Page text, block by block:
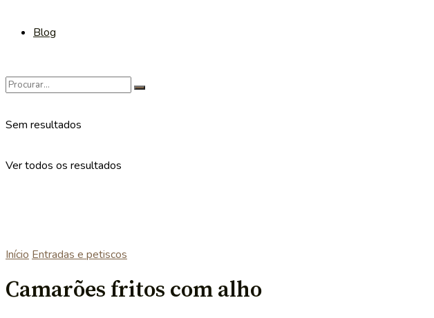
Blog
Sem resultados
Ver todos os resultados
Início Entradas e petiscos
Camarões fritos com alho